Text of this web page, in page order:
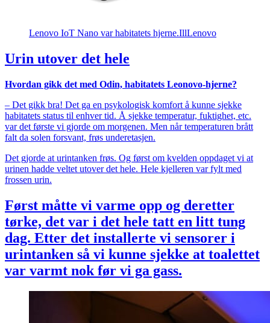
Lenovo IoT Nano var habitatets hjerne.IllLenovo
Urin utover det hele
Hvordan gikk det med Odin, habitatets Leonovo-hjerne?
– Det gikk bra! Det ga en psykologisk komfort å kunne sjekke
habitatets status til enhver tid. Å sjekke temperatur, fuktighet, etc.
var det første vi gjorde om morgenen. Men når temperaturen brått
falt da solen forsvant, frøs underetasjen.
Det gjorde at urintanken frøs. Og først om kvelden oppdaget vi at
urinen hadde veltet utover det hele. Hele kjelleren var fylt med
frossen urin.
Først måtte vi varme opp og deretter
tørke, det var i det hele tatt en litt tung
dag. Etter det installerte vi sensorer i
urintanken så vi kunne sjekke at toalettet
var varmt nok før vi ga gass.